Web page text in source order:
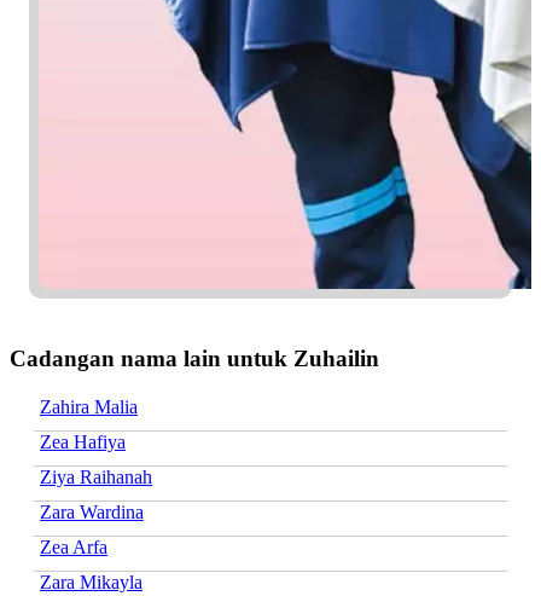
Cadangan nama lain untuk Zuhailin
Zahira Malia
Zea Hafiya
Ziya Raihanah
Zara Wardina
Zea Arfa
Zara Mikayla